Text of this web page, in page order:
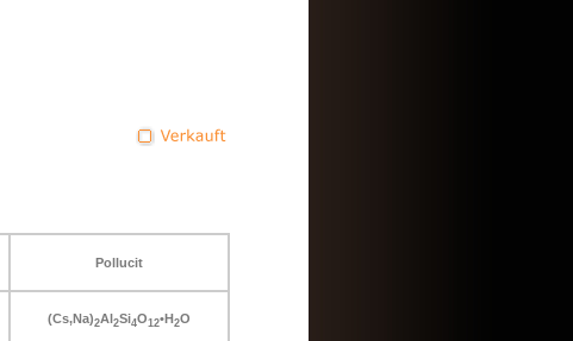
Pollucit
(Cs,Na)2Al2Si4O12•H2O